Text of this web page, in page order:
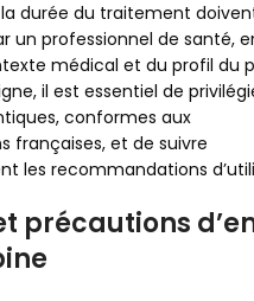
durée du traitement
un professionnel de santé,
médical et du profil du
il est essentiel de
conformes aux
françaises, et de suivre
les recommandations
précautions